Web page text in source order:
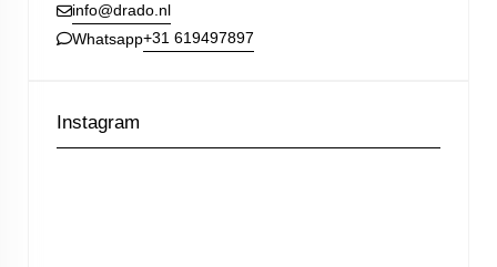
info@drado.nl
Whatsapp+31 619497897
Instagram